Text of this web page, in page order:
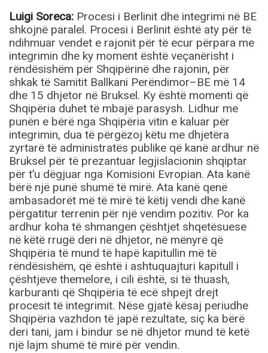
Luigi Soreca: Procesi i Berlinit dhe integrimi në BE
shkojnë paralel. Procesi i Berlinit është aty për të
ndihmuar vendet e rajonit për të ecur përpara me
integrimin dhe ky moment është veçanërisht i
rëndësishëm për Shqipërinë dhe rajonin, për
shkak të Samitit Ballkani Perëndimor–BE më 14
dhe 15 dhjetor në Bruksel. Ky është momenti që
Shqipëria duhet të mbajë parasysh. Lidhur me
punën e bërë nga Shqipëria vitin e kaluar për
integrimin, dua të përgëzoj këtu me dhjetëra
zyrtarë të administratës publike që kanë ardhur në
Bruksel për të prezantuar legjislacionin shqiptar
për t’u dëgjuar nga Komisioni Evropian. Ata kanë
bërë një punë shumë të mirë. Ata kanë qenë
ambasadorët më të mirë të këtij vendi dhe kanë
përgatitur terrenin për një vendim pozitiv. Por ka
ardhur koha të shmangen çështjet shqetësuese
në këtë rrugë deri në dhjetor, në mënyrë që
Shqipëria të mund të hapë kapitullin më të
rëndësishëm, që është i ashtuquajturi kapitull i
çështjeve themelore, i cili është, si të thuash,
karburanti që Shqipëria të ecë shpejt drejt
procesit të integrimit. Nëse gjatë kësaj periudhe
Shqipëria vazhdon të japë rezultate, siç ka bërë
deri tani, jam i bindur se në dhjetor mund të ketë
një lajm shumë të mirë për vendin.